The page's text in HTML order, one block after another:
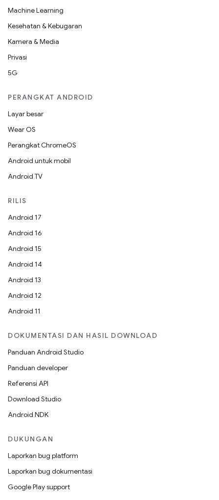
Machine Learning
Kesehatan & Kebugaran
Kamera & Media
Privasi
5G
PERANGKAT ANDROID
Layar besar
Wear OS
Perangkat ChromeOS
Android untuk mobil
Android TV
RILIS
Android 17
Android 16
Android 15
Android 14
Android 13
Android 12
Android 11
DOKUMENTASI DAN HASIL DOWNLOAD
Panduan Android Studio
Panduan developer
Referensi API
Download Studio
Android NDK
DUKUNGAN
Laporkan bug platform
Laporkan bug dokumentasi
Google Play support